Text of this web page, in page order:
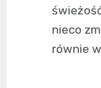
nieco
równie